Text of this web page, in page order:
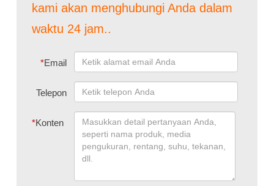
kami akan menghubungi Anda dalam
waktu 24 jam..
*Email
Telepon
*Konten